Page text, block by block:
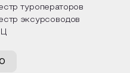
как
каждой строчке
восхищение
яркому времени
туроператоров
эксурсоводов